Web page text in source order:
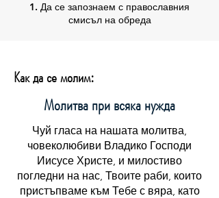
1. Да се запознаем с православния
смисъл на обреда
Как да се молим:
Молитва при всяка нужда
Чуй гласа на нашата молитва,
човеколюбиви Владико Господи
Иисусе Христе, и милостиво
погледни на нас, Твоите раби, които
пристъпваме към Тебе с вяра, като